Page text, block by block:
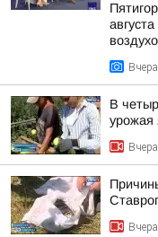
В
урожая